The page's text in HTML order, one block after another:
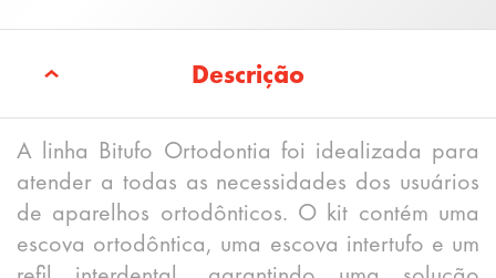
Descrição
A linha Bitufo Ortodontia foi idealizada para
atender a todas as necessidades dos usuários
de aparelhos ortodônticos. O kit contém uma
escova ortodôntica, uma escova intertufo e um